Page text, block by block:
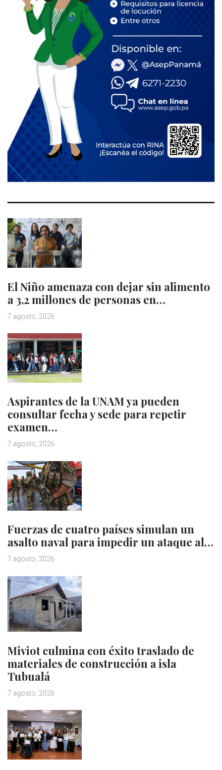
El Niño amenaza con dejar sin alimento
a 3,2 millones de personas en…
7 agosto, 2026
Aspirantes de la UNAM ya pueden
consultar fecha y sede para repetir
examen…
7 agosto, 2026
Fuerzas de cuatro países simulan un
asalto naval para impedir un ataque al…
7 agosto, 2026
Miviot culmina con éxito traslado de
materiales de construcción a isla
Tubualá
7 agosto, 2026